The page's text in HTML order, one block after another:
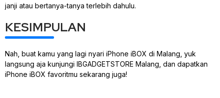
janji atau bertanya-tanya terlebih dahulu.
KESIMPULAN
Nah, buat kamu yang lagi nyari iPhone iBOX di Malang, yuk
langsung aja kunjungi IBGADGETSTORE Malang, dan dapatkan
iPhone iBOX favoritmu sekarang juga!